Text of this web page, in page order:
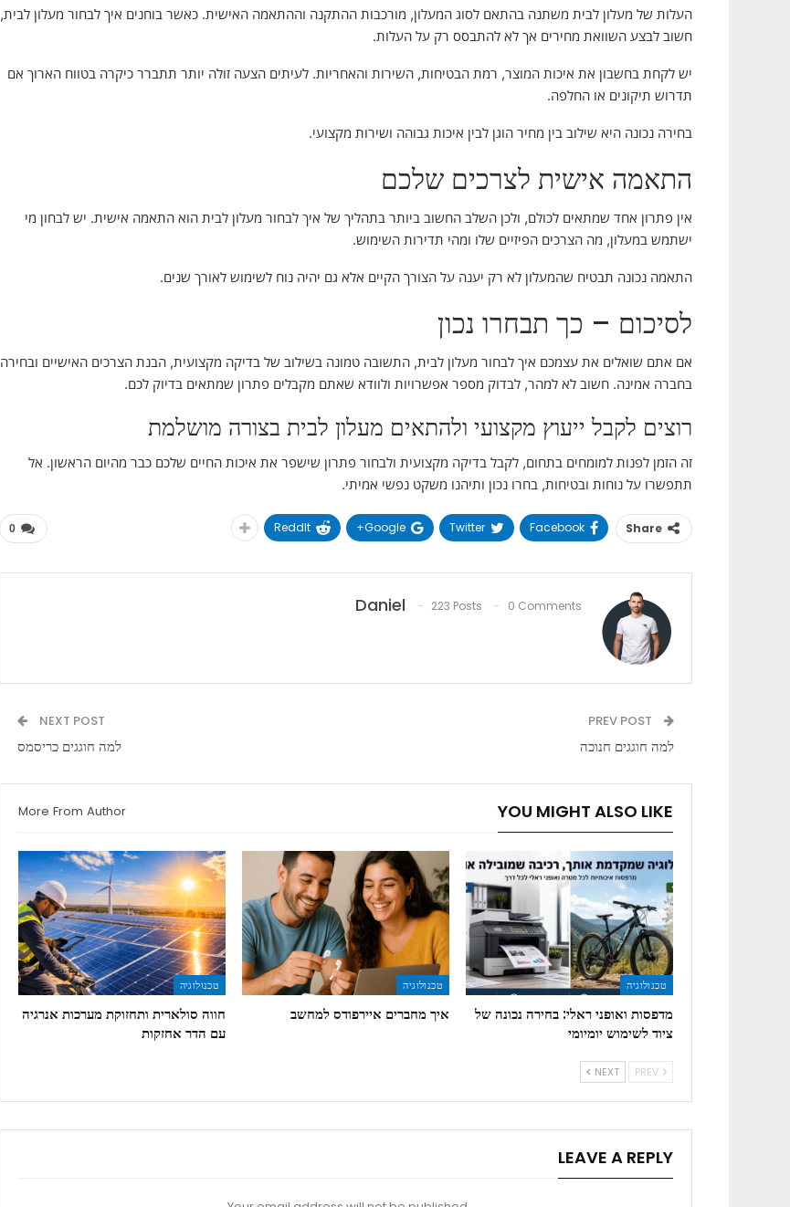
העלות של מעלון לבית משתנה בהתאם לסוג המעלון, מורכבות ההתקנה וההתאמה האישית. כאשר בוחנים איך לבחור מעלון לבית,
חשוב לבצע השוואת מחירים אך לא להתבסס רק על העלות.
יש לקחת בחשבון את איכות המוצר, רמת הבטיחות, השירות והאחריות. לעיתים הצעה זולה יותר תתברר כיקרה בטווח הארוך אם
תדרוש תיקונים או החלפה.
בחירה נכונה היא שילוב בין מחיר הוגן לבין איכות גבוהה ושירות מקצועי.
התאמה אישית לצרכים שלכם
אין פתרון אחד שמתאים לכולם, ולכן השלב החשוב ביותר בתהליך של איך לבחור מעלון לבית הוא התאמה אישית. יש לבחון מי
ישתמש במעלון, מה הצרכים הפיזיים שלו ומהי תדירות השימוש.
התאמה נכונה תבטיח שהמעלון לא רק יענה על הצורך הקיים אלא גם יהיה נוח לשימוש לאורך שנים.
לסיכום – כך תבחרו נכון
אם אתם שואלים את עצמכם איך לבחור מעלון לבית, התשובה טמונה בשילוב של בדיקה מקצועית, הבנת הצרכים האישיים ובחירה
בחברה אמינה. חשוב לא למהר, לבדוק מספר אפשרויות ולוודא שאתם מקבלים פתרון שמתאים בדיוק לכם.
רוצים לקבל ייעוץ מקצועי ולהתאים מעלון לבית בצורה מושלמת
זה הזמן לפנות למומחים בתחום, לקבל בדיקה מקצועית ולבחור פתרון שישפר את איכות החיים שלכם כבר מהיום הראשון. אל
תתפשרו על נוחות ובטיחות, בחרו נכון ותיהנו משקט נפשי אמיתי.
0 Share
Facebook
Twitter
Google+
ReddIt
Daniel 223 Posts 0 Comments
למה חוגגים חנוכה
NEXT POST
למה חוגגים כריסמס
YOU MIGHT ALSO LIKE
More From Author
טכנולוגיה
מדפסות ואופני ראלי: בחירה נכונה של
ציוד לשימוש יומיומי
טכנולוגיה
איך מחברים איירפודס למחשב
טכנולוגיה
חווה סולארית ותחזוקת מערכות אנרגיה
עם הדר אחזקות
NEXT
LEAVE A REPLY